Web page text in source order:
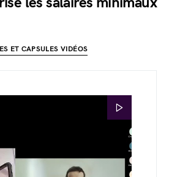
ET CAPSULES VIDÉOS